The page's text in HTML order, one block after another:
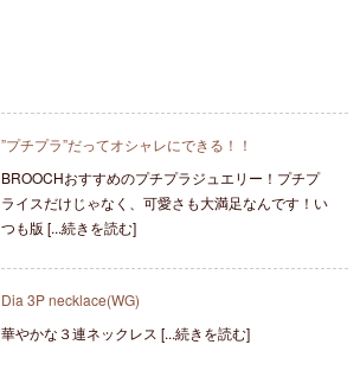
”プチプラ”だってオシャレにできる！！
BROOCHおすすめのプチプラジュエリー！プチプ
ライスだけじゃなく、可愛さも大満足なんです！い
つも版 [...続きを読む]
Dia 3P necklace(WG)
華やかな３連ネックレス [...続きを読む]